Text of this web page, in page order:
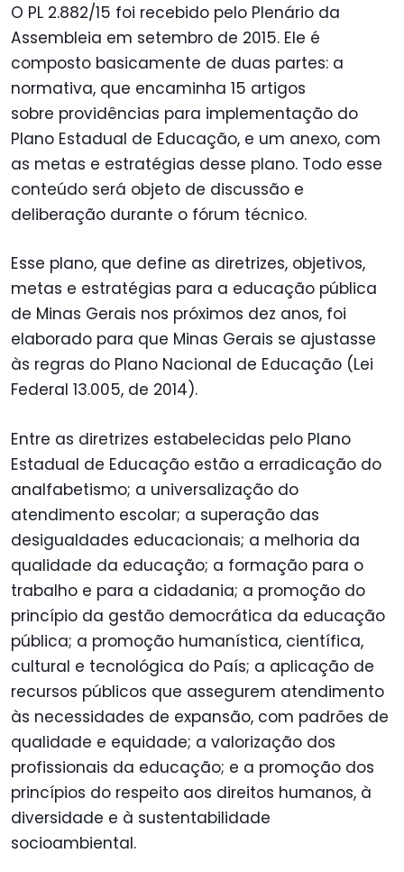
O PL 2.882/15 foi recebido pelo Plenário da
Assembleia em setembro de 2015. Ele é
composto basicamente de duas partes: a
normativa, que encaminha 15 artigos
sobre providências para implementação do
Plano Estadual de Educação, e um anexo, com
as metas e estratégias desse plano. Todo esse
conteúdo será objeto de discussão e
deliberação durante o fórum técnico.
Esse plano, que define as diretrizes, objetivos,
metas e estratégias para a educação pública
de Minas Gerais nos próximos dez anos, foi
elaborado para que Minas Gerais se ajustasse
às regras do Plano Nacional de Educação (Lei
Federal 13.005, de 2014).
Entre as diretrizes estabelecidas pelo Plano
Estadual de Educação estão a erradicação do
analfabetismo; a universalização do
atendimento escolar; a superação das
desigualdades educacionais; a melhoria da
qualidade da educação; a formação para o
trabalho e para a cidadania; a promoção do
princípio da gestão democrática da educação
pública; a promoção humanística, científica,
cultural e tecnológica do País; a aplicação de
recursos públicos que assegurem atendimento
às necessidades de expansão, com padrões de
qualidade e equidade; a valorização dos
profissionais da educação; e a promoção dos
princípios do respeito aos direitos humanos, à
diversidade e à sustentabilidade
socioambiental.